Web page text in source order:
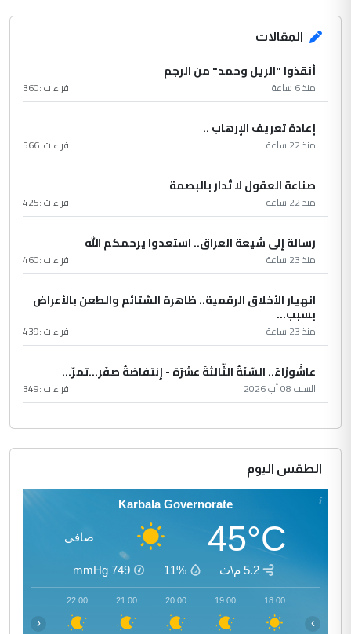
المقالات
أنقذوا "الريل وحمد" من الرجم
منذ 6 ساعة قراءات :360
إعادة تعريف الإرهاب ..
منذ 22 ساعة قراءات :566
صناعة العقول لا تُدار بالبصمة
منذ 22 ساعة قراءات :425
رسالة إلى شيعة العراق.. استعدوا يرحمكم الله
منذ 23 ساعة قراءات :460
انهيار الأخلاق الرقمية.. ظاهرة الشتائم والطعن بالأعراض
بسبب...
منذ 23 ساعة قراءات :439
عاشُورْاءُ.. السّنَةُ الثّالثةَ عشَرَة - إِنتفاضةُ صفَر…تمرّ...
السبت 08 آب 2026 قراءات :349
الطقس اليوم
Karbala Governorate
45°C صافي
5.2 م\ث 11%
749
mmHg
18:00
19:00
20:00
21:00
22:00
‹ ›